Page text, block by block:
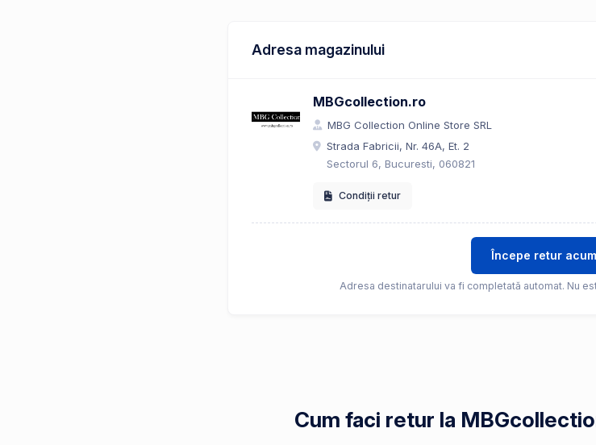
Adresa magazinului
MBGcollection.ro
MBG Collection Online Store SRL
Strada Fabricii, Nr. 46A, Et. 2
Sectorul 6, Bucuresti, 060821
Condiții retur
Începe retur acum
Adresa destinatarului va fi completată automat. Nu
Cum faci retur la